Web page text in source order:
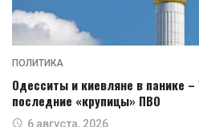
ПОЛИТИКА
Одесситы и киевляне в панике –
последние «крупицы» ПВО
6 августа, 2026